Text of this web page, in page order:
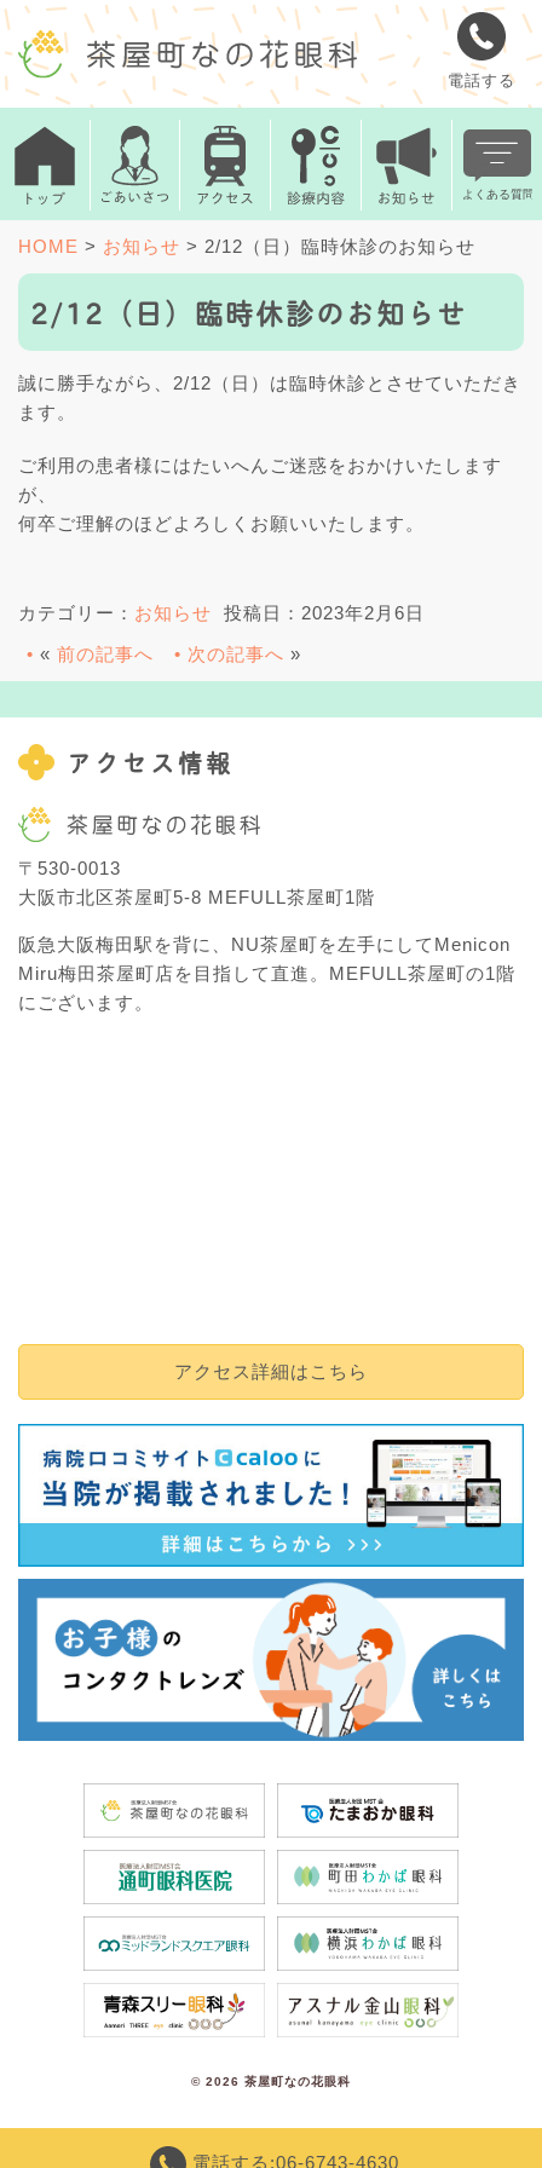
電話する
HOME > お知らせ > 2/12（日）臨時休診のお知らせ
2/12（日）臨時休診のお知らせ
誠に勝手ながら、2/12（日）は臨時休診とさせていただき
ます。
ご利用の患者様にはたいへんご迷惑をおかけいたします
が、
何卒ご理解のほどよろしくお願いいたします。
カテゴリー： お知らせ 投稿日：2023年2月6日
« 前の記事へ 次の記事へ »
アクセス情報
〒530-0013
大阪市北区茶屋町5-8 MEFULL茶屋町1階
阪急大阪梅田駅を背に、NU茶屋町を左手にしてMenicon
Miru梅田茶屋町店を目指して直進。MEFULL茶屋町の1階
にございます。
アクセス詳細はこちら
© 2026 茶屋町なの花眼科
電話する:06-6743-4630